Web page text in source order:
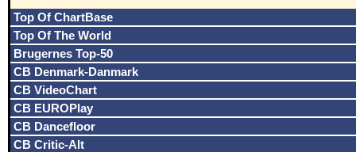
Top Of ChartBase
Top Of The World
Brugernes Top-50
CB Denmark-Danmark
CB VideoChart
CB EUROPlay
CB Dancefloor
CB Critic-Alt